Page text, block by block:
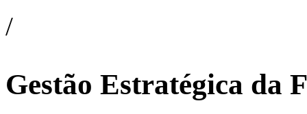
/
Gestão Estratégica da